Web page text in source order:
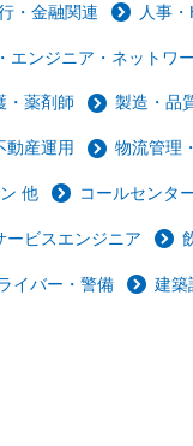
・金融関連 人事
エンジニア・ネットワ
・薬剤師 製造・品
動産運用 物流管理
他 コールセンタ
ービスエンジニア
イバー・警備 建築